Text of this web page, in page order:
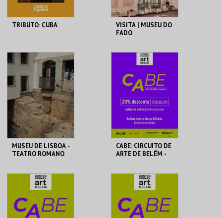
TRIBUTO: CUBA
CASINO FIGUEIRA
MAIS INFO
COMPRAR
VISITA | MUSEU DO
FADO
MUSEU DO FADO
MAIS INFO
COMPRAR
MUSEU DE LISBOA -
TEATRO ROMANO
ML - TEATRO
ROMANO
MAIS INFO
CABE: CIRCUITO DE
ARTE DE BELÉM -
MAIS INFO